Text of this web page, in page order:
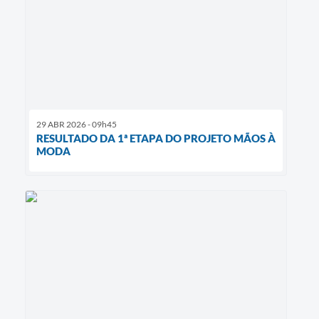
29 ABR 2026 - 09h45
RESULTADO DA 1ª ETAPA DO PROJETO MÃOS À
MODA